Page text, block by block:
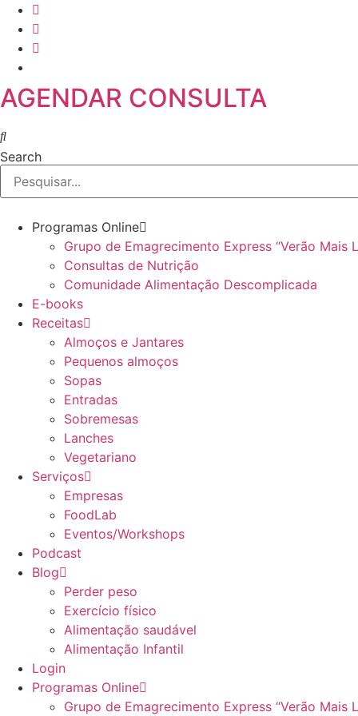
Skip
content
AGENDAR CONSULTA
Search
Programas Online
Grupo de Emagrecimento Express “Verão Mais
Consultas de Nutrição
Comunidade Alimentação Descomplicada
E-books
Receitas
Almoços e Jantares
Pequenos almoços
Sopas
Entradas
Sobremesas
Lanches
Vegetariano
Serviços
Empresas
FoodLab
Eventos/Workshops
Podcast
Blog
Perder peso
Exercício físico
Alimentação saudável
Alimentação Infantil
Login
Programas Online
Grupo de Emagrecimento Express “Verão Mais